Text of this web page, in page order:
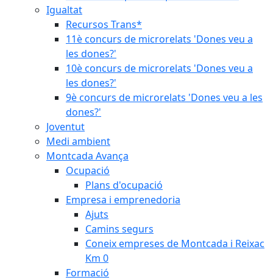
Igualtat
Recursos Trans*
11è concurs de microrelats 'Dones veu a
les dones?'
10è concurs de microrelats 'Dones veu a
les dones?'
9è concurs de microrelats 'Dones veu a les
dones?'
Joventut
Medi ambient
Montcada Avança
Ocupació
Plans d'ocupació
Empresa i emprenedoria
Ajuts
Camins segurs
Coneix empreses de Montcada i Reixac
Km 0
Formació